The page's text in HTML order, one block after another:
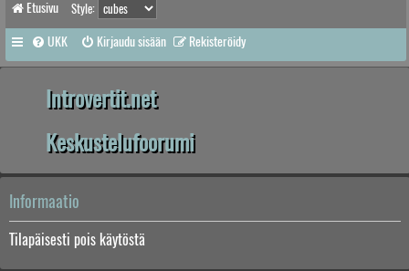
Etusivu Style:
UKK Kirjaudu sisään Rekisteröidy
Introvertit.net
Keskustelufoorumi
Informaatio
Tilapäisesti pois käytöstä